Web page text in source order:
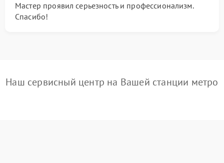
Мастер проявил серьезность и профессионализм.
Спасибо!
Наш сервисный центр на Вашей станции метро